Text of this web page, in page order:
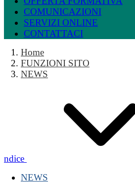
COMUNICAZIONI
SERVIZI ONLINE
CONTATTACI
Home
FUNZIONI SITO
NEWS
Indice
NEWS